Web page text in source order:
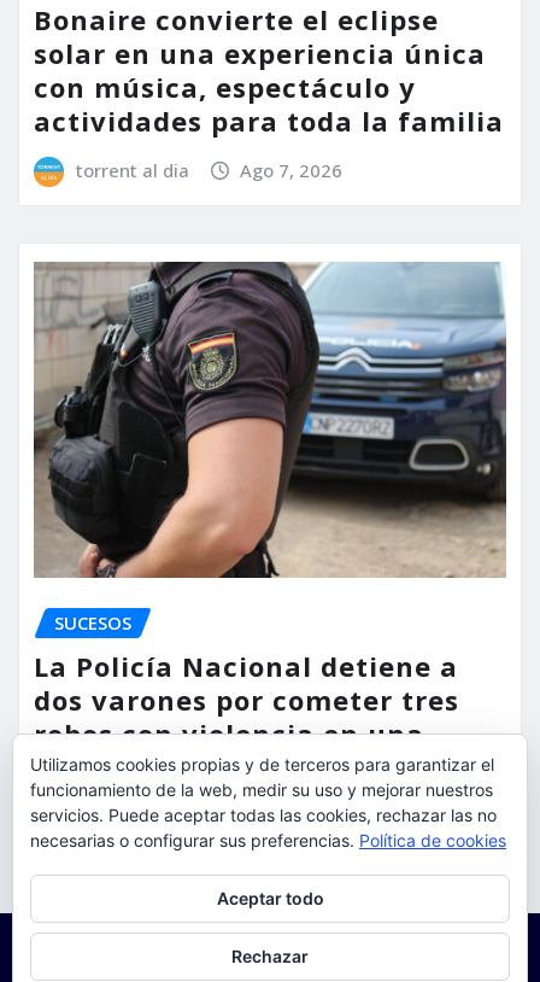
Bonaire convierte el eclipse
solar en una experiencia única
con música, espectáculo y
actividades para toda la familia
torrent al dia Ago 7, 2026
SUCESOS
La Policía Nacional detiene a
dos varones por cometer tres
robos con violencia en una
misma mañana
torrent al dia Ago 7, 2026
Utilizamos cookies propias y de terceros para garantizar el
funcionamiento de la web, medir su uso y mejorar nuestros
servicios. Puede aceptar todas las cookies, rechazar las no
necesarias o configurar sus preferencias. Política de cookies
Aceptar todo
Rechazar
Para obtener más información, incluido cómo gestionar las cookies,